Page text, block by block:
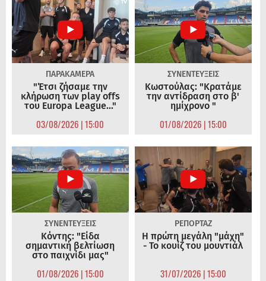
ΠΑΡΑΚΑΜΕΡΑ
"Έτσι ζήσαμε την
κλήρωση των play offs
του Europa League..."
03/08/2026 | 15:00
ΣΥΝΕΝΤΕΥΞΕΙΣ
Κωστούλας: "Κρατάμε
την αντίδραση στο β'
ημίχρονο "
01/08/2026 | 15:00
ΣΥΝΕΝΤΕΥΞΕΙΣ
Κόντης: "Είδα
σημαντική βελτίωση
στο παιχνίδι μας"
01/08/2026 | 15:00
ΡΕΠΟΡΤΑΖ
Η πρώτη μεγάλη "μάχη"
- Το κουίζ του μουντιάλ
31/07/2026 | 15:00